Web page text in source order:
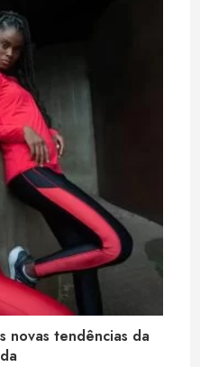
novas tendências da